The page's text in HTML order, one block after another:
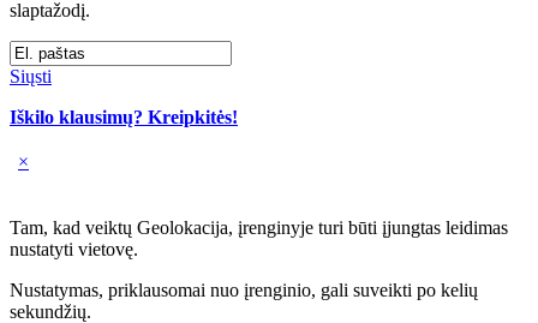
slaptažodį.
Siųsti
Iškilo klausimų? Kreipkitės!
×
Tam, kad veiktų Geolokacija, įrenginyje turi būti įjungtas leidimas
nustatyti vietovę.
Nustatymas, priklausomai nuo įrenginio, gali suveikti po kelių
sekundžių.